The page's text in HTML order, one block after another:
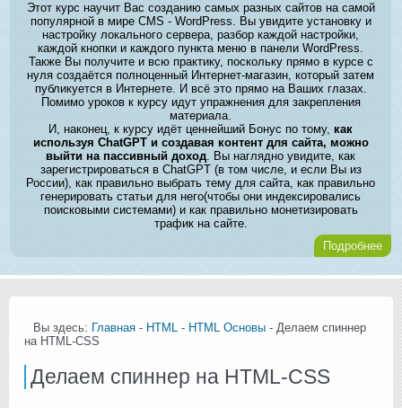
Этот курс научит Вас созданию самых разных сайтов на самой
популярной в мире CMS - WordPress. Вы увидите установку и
настройку локального сервера, разбор каждой настройки,
каждой кнопки и каждого пункта меню в панели WordPress.
Также Вы получите и всю практику, поскольку прямо в курсе с
нуля создаётся полноценный Интернет-магазин, который затем
публикуется в Интернете. И всё это прямо на Ваших глазах.
Помимо уроков к курсу идут упражнения для закрепления
материала.
И, наконец, к курсу идёт ценнейший Бонус по тому,как
используя ChatGPT и создавая контент для сайта, можно
выйти на пассивный доход. Вы наглядно увидите, как
зарегистрироваться в ChatGPT (в том числе, и если Вы из
России), как правильно выбрать тему для сайта, как правильно
генерировать статьи для него(чтобы они индексировались
поисковыми системами) и как правильно монетизировать
трафик на сайте.
Подробнее
Вы здесь: Главная - HTML - HTML Основы - Делаем спиннер
на HTML-CSS
Делаем спиннер на HTML-CSS